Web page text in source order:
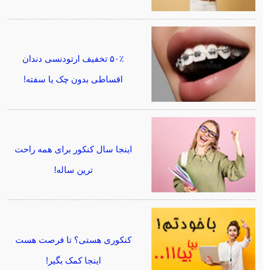
۵۰٪ تخفیف ارتودنسی دندان
اقساطی بدون چک یا سفته!
اینجا سال کنکور برای همه راحت
ترین ساله!
کنکوری هستی؟ تا فرصت هست
اینجا کمک بگیر!